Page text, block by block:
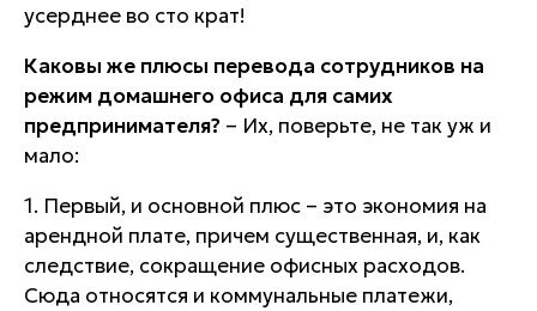
усерднее во сто крат!
Каковы же плюсы перевода сотрудников на
режим домашнего офиса для самих
предпринимателя? – Их, поверьте, не так уж и
мало:
1. Первый, и основной плюс – это экономия на
арендной плате, причем существенная, и, как
следствие, сокращение офисных расходов.
Сюда относятся и коммунальные платежи,